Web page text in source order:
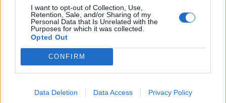
I want to opt-out of Collection, Use,
Retention, Sale, and/or Sharing of my
Personal Data that Is Unrelated with the
Purposes for which it was collected.
Opted Out
CONFIRM
Data Deletion Data Access Privacy Policy